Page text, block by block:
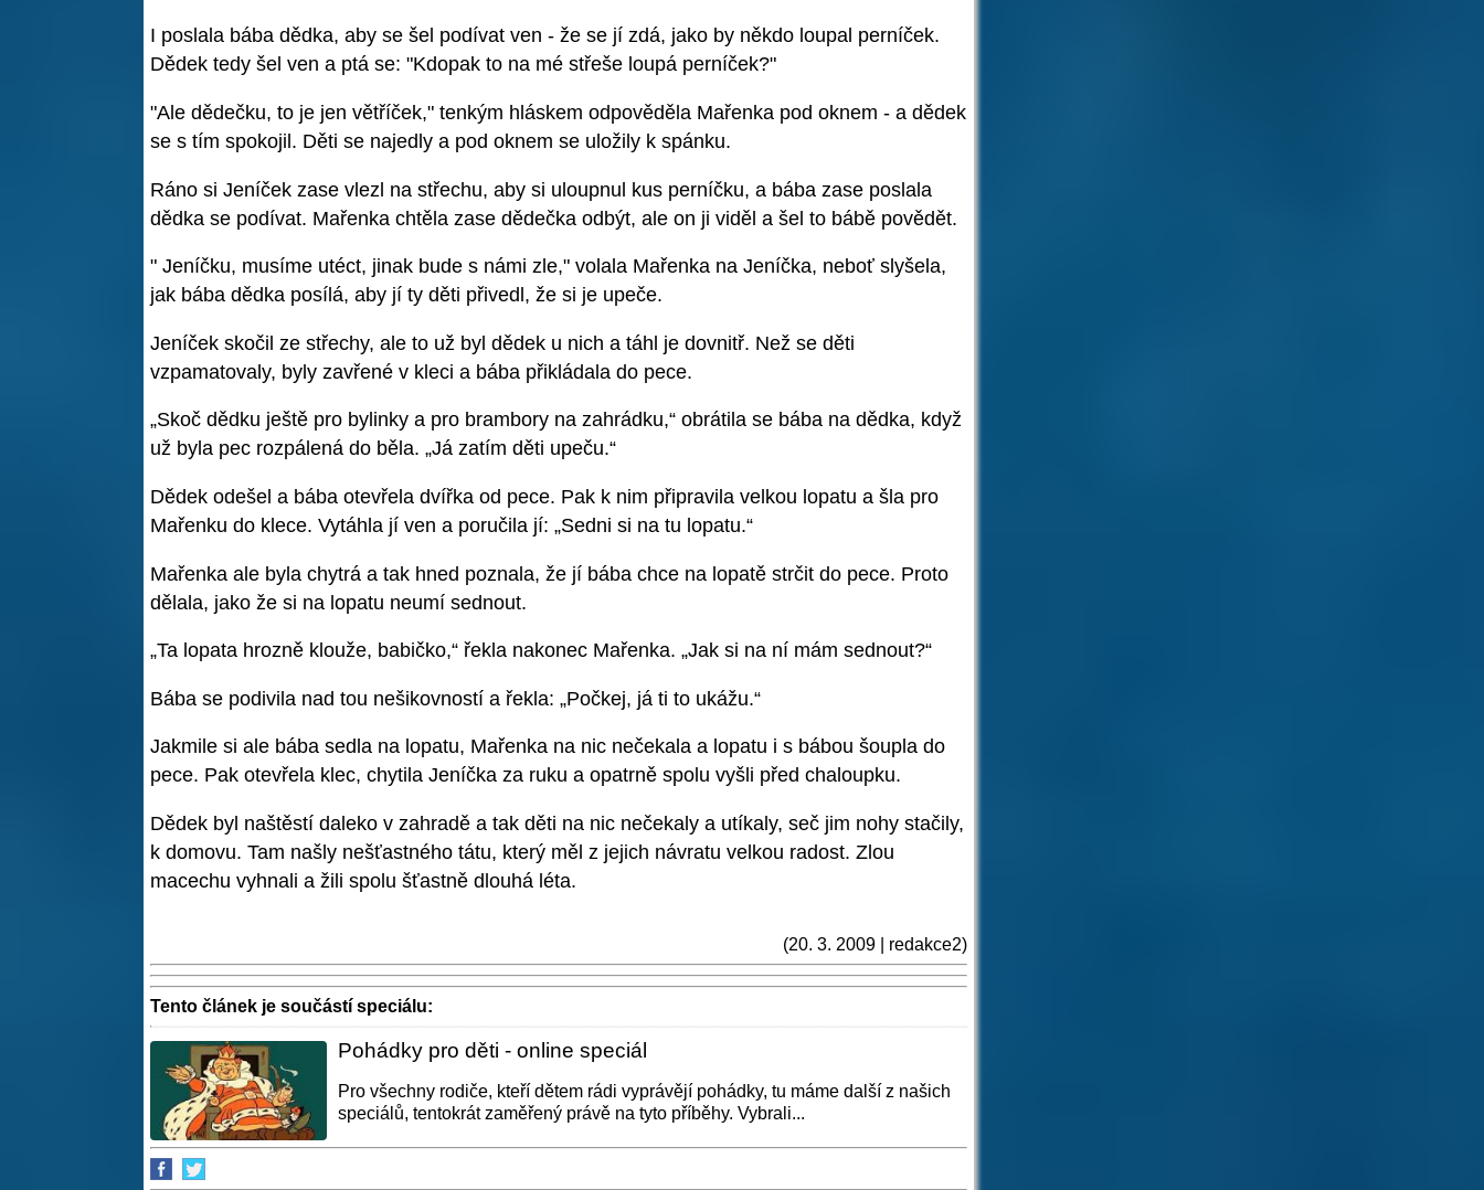
I poslala bába dědka, aby se šel podívat ven - že se jí zdá, jako by někdo loupal perníček.
Dědek tedy šel ven a ptá se: "Kdopak to na mé střeše loupá perníček?"
"Ale dědečku, to je jen větříček," tenkým hláskem odpověděla Mařenka pod oknem - a dědek
se s tím spokojil. Děti se najedly a pod oknem se uložily k spánku.
Ráno si Jeníček zase vlezl na střechu, aby si uloupnul kus perníčku, a bába zase poslala
dědka se podívat. Mařenka chtěla zase dědečka odbýt, ale on ji viděl a šel to bábě povědět.
" Jeníčku, musíme utéct, jinak bude s námi zle," volala Mařenka na Jeníčka, neboť slyšela,
jak bába dědka posílá, aby jí ty děti přivedl, že si je upeče.
Jeníček skočil ze střechy, ale to už byl dědek u nich a táhl je dovnitř. Než se děti
vzpamatovaly, byly zavřené v kleci a bába přikládala do pece.
„Skoč dědku ještě pro bylinky a pro brambory na zahrádku,“ obrátila se bába na dědka, když
už byla pec rozpálená do běla. „Já zatím děti upeču.“
Dědek odešel a bába otevřela dvířka od pece. Pak k nim připravila velkou lopatu a šla pro
Mařenku do klece. Vytáhla jí ven a poručila jí: „Sedni si na tu lopatu.“
Mařenka ale byla chytrá a tak hned poznala, že jí bába chce na lopatě strčit do pece. Proto
dělala, jako že si na lopatu neumí sednout.
„Ta lopata hrozně klouže, babičko,“ řekla nakonec Mařenka. „Jak si na ní mám sednout?“
Bába se podivila nad tou nešikovností a řekla: „Počkej, já ti to ukážu.“
Jakmile si ale bába sedla na lopatu, Mařenka na nic nečekala a lopatu i s bábou šoupla do
pece. Pak otevřela klec, chytila Jeníčka za ruku a opatrně spolu vyšli před chaloupku.
Dědek byl naštěstí daleko v zahradě a tak děti na nic nečekaly a utíkaly, seč jim nohy stačily,
k domovu. Tam našly nešťastného tátu, který měl z jejich návratu velkou radost. Zlou
macechu vyhnali a žili spolu šťastně dlouhá léta.
(20. 3. 2009 | redakce2)
Tento článek je součástí speciálu:
Pohádky pro děti - online speciál
Pro všechny rodiče, kteří dětem rádi vyprávějí pohádky, tu máme další z našich
speciálů, tentokrát zaměřený právě na tyto příběhy. Vybrali...